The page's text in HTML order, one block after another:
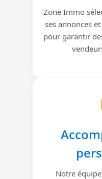
Zone Immo
ses annonces
pour garantir
Notre